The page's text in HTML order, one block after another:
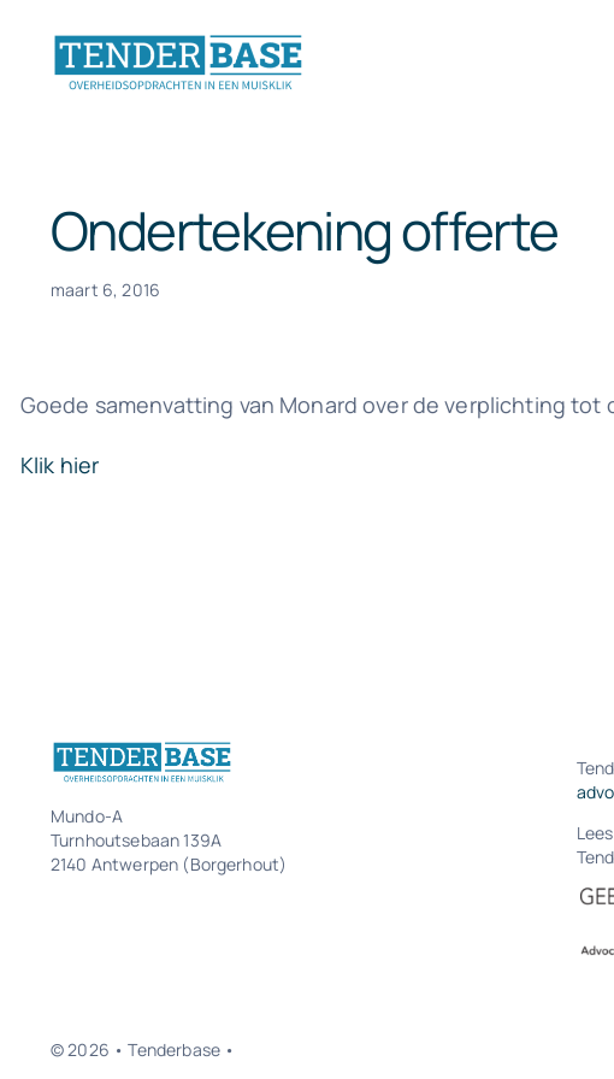
inhoud
Ondertekening offerte
maart 6, 2016
Goede samenvatting van Monard over de verplichting
Klik hier
Mundo-A
Turnhoutsebaan 139A
2140 Antwerpen (Borgerhout)
© 2026 • Tenderbase •